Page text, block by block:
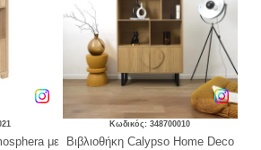
με
Κωδικός: 348700010
Βιβλιοθήκη Calypso Home Deco